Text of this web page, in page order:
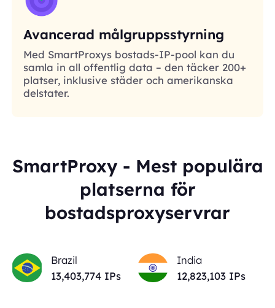
Avancerad målgruppsstyrning
Med SmartProxys bostads-IP-pool kan du
samla in all offentlig data – den täcker 200+
platser, inklusive städer och amerikanska
delstater.
SmartProxy - Mest populära
platserna för
bostadsproxyservrar
Brazil
13,403,774 IPs
India
12,823,103 IPs